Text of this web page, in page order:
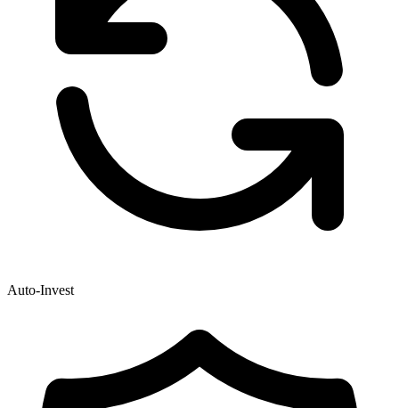
Auto-Invest